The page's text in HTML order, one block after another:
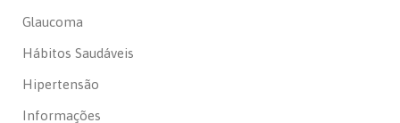
Glaucoma
Hábitos Saudáveis
Hipertensão
Informações